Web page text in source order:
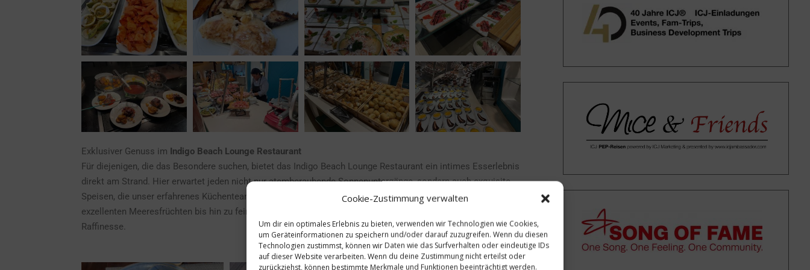
Cookie-Zustimmung verwalten
Um dir ein optimales Erlebnis zu bieten, verwenden wir Technologien wie Cookies,
um Geräteinformationen zu speichern und/oder darauf zuzugreifen. Wenn du diesen
Technologien zustimmst, können wir Daten wie das Surfverhalten oder eindeutige IDs
auf dieser Website verarbeiten. Wenn du deine Zustimmung nicht erteilst oder
zurückziehst, können bestimmte Merkmale und Funktionen beeinträchtigt werden.
Exklusiver Genuss im Indigo Beach Lounge Restaurant
Für diejenigen, die das Besondere suchen, bietet das Indigo Beach Lounge Restaurant ein intimes Esserlebnis
direkt am Strand. Hier erwartet jeden nicht nur atemberaubende Sonnenuntergänge, sondern auch exquisite
Speisen, die unser erfahrenes Küchenteam mit viel Liebe zum Detail zubereitet. Die Menüauswahl reicht von
exzellenten Meeresfrüchten bis hin zu feinsten Fleischgerichten – stets mit einem Hauch karibischer
Raffinesse.